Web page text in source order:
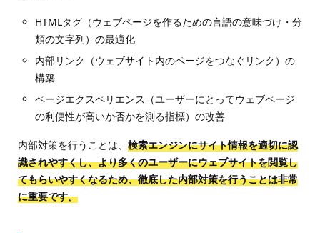
HTMLタグ（ウェブページを作るための言語の意味づけ・分
類の文字列）の最適化
内部リンク（ウェブサイト内のページをつなぐリンク）の
構築
ページエクスペリエンス（ユーザーにとってウェブページ
の利便性が高いか否かを測る指標）の改善
内部対策を行うことは、 検索エンジンにサイト情報を適切に認
識されやすくし、より多くのユーザーにウェブサイトを閲覧し
てもらいやすくなるため、徹底した内部対策を行うことは非常
に重要です。